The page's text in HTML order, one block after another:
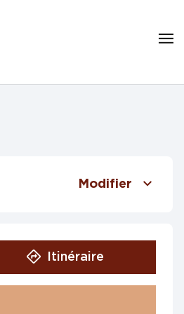
Modifier
Itinéraire